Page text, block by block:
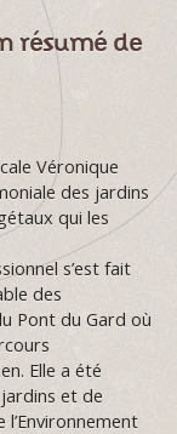
résumé de
Véronique
des jardins
qui les
s’est fait
des
Pont du Gard où
Elle a été
et de
l’Environnement